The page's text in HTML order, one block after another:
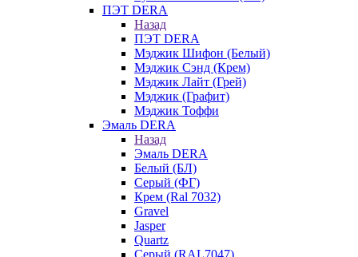
ПЭТ DERA
Назад
ПЭТ DERA
Мэджик Шифон (Белый)
Мэджик Сэнд (Крем)
Мэджик Лайт (Грей)
Мэджик (Графит)
Мэджик Тоффи
Эмаль DERA
Назад
Эмаль DERA
Белый (БЛ)
Серый (ФГ)
Крем (Ral 7032)
Gravel
Jasper
Quartz
Серый (RAL7047)